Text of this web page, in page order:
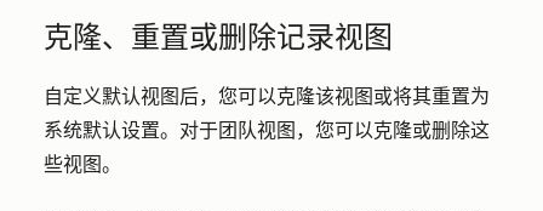
克隆、重置或删除记录视图
自定义默认视图后，您可以克隆该视图或将其重置为
系统默认设置。对于团队视图，您可以克隆或删除这
些视图。